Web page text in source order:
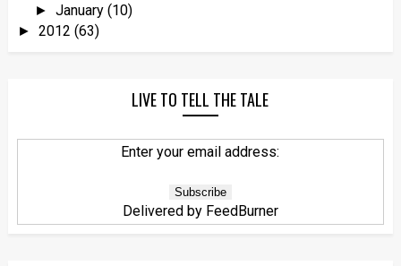
►January(10)
► 2012 (63)
LIVE TO TELL THE TALE
Enter your email address:
Delivered by FeedBurner